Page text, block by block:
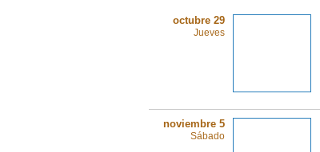
octubre 29
Jueves
noviembre 5
Sábado